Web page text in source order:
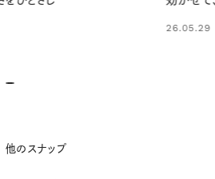
26.05.15
他のスナップ